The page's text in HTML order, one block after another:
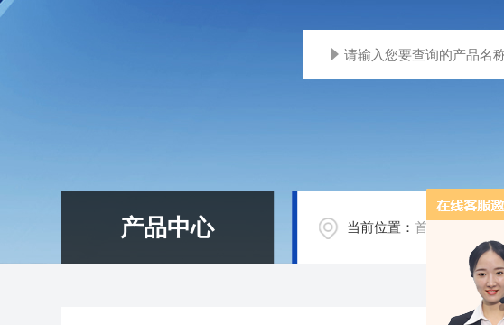
产品中心 当前位置：首页